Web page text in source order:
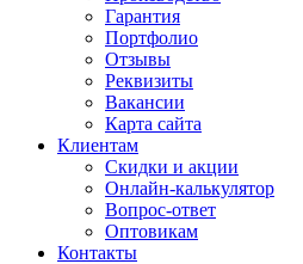
Гарантия
Портфолио
Отзывы
Реквизиты
Вакансии
Карта сайта
Клиентам
Скидки и акции
Онлайн-калькулятор
Вопрос-ответ
Оптовикам
Контакты